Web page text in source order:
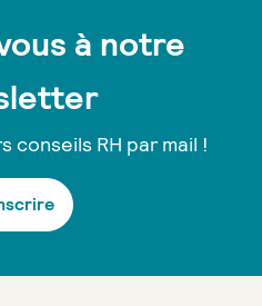
à notre
conseils RH par mail !